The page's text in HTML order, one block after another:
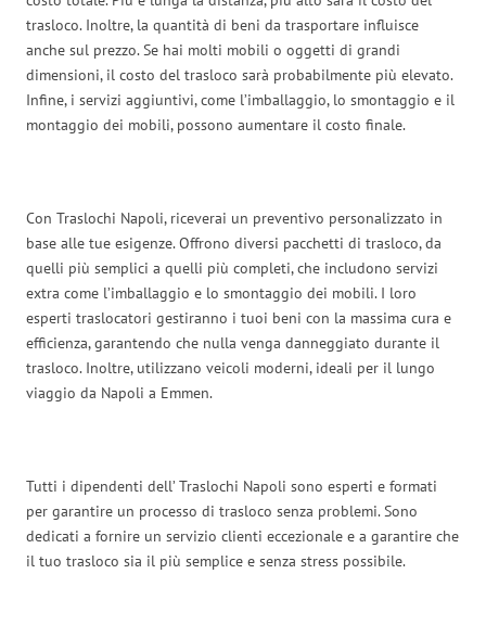
trasloco. Inoltre, la quantità di beni da trasportare influisce
anche sul prezzo. Se hai molti mobili o oggetti di grandi
dimensioni, il costo del trasloco sarà probabilmente più elevato.
Infine, i servizi aggiuntivi, come l’imballaggio, lo smontaggio e il
montaggio dei mobili, possono aumentare il costo finale.
Con Traslochi Napoli, riceverai un preventivo personalizzato in
base alle tue esigenze. Offrono diversi pacchetti di trasloco, da
quelli più semplici a quelli più completi, che includono servizi
extra come l’imballaggio e lo smontaggio dei mobili. I loro
esperti traslocatori gestiranno i tuoi beni con la massima cura e
efficienza, garantendo che nulla venga danneggiato durante il
trasloco. Inoltre, utilizzano veicoli moderni, ideali per il lungo
viaggio da Napoli a Emmen.
Tutti i dipendenti dell’ Traslochi Napoli sono esperti e formati
per garantire un processo di trasloco senza problemi. Sono
dedicati a fornire un servizio clienti eccezionale e a garantire che
il tuo trasloco sia il più semplice e senza stress possibile.